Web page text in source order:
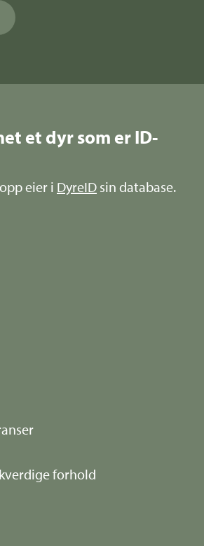
et dyr som er ID-
eier i DyreID sin database.
forhold